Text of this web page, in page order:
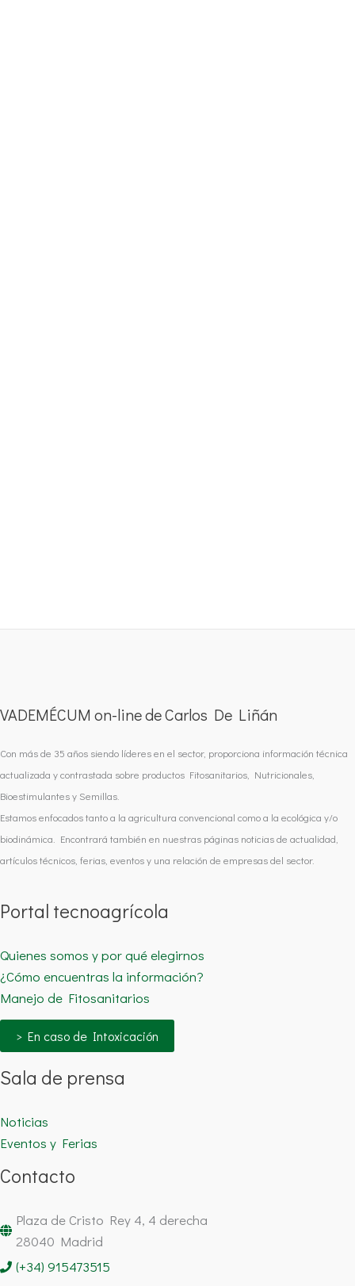
VADEMÉCUM on-line de Carlos De Liñán
Con más de 35 años siendo líderes en el sector, proporciona información técnica
actualizada y contrastada sobre productos Fitosanitarios, Nutricionales,
Bioestimulantes y Semillas.
Estamos enfocados tanto a la agricultura convencional como a la ecológica y/o
biodinámica. Encontrará también en nuestras páginas noticias de actualidad,
artículos técnicos, ferias, eventos y una relación de empresas del sector.
Portal tecnoagrícola
Quienes somos y por qué elegirnos
¿Cómo encuentras la información?
Manejo de Fitosanitarios
> En caso de Intoxicación
Sala de prensa
Noticias
Eventos y Ferias
Contacto
Plaza de Cristo Rey 4, 4 derecha
28040 Madrid
(+34) 915473515